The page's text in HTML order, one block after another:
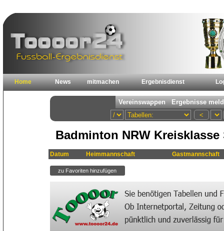
Home News mitmachen Ergebnisdienst
Badminton NRW Kreisklasse
Datum Heimmannschaft Gastmannschaft